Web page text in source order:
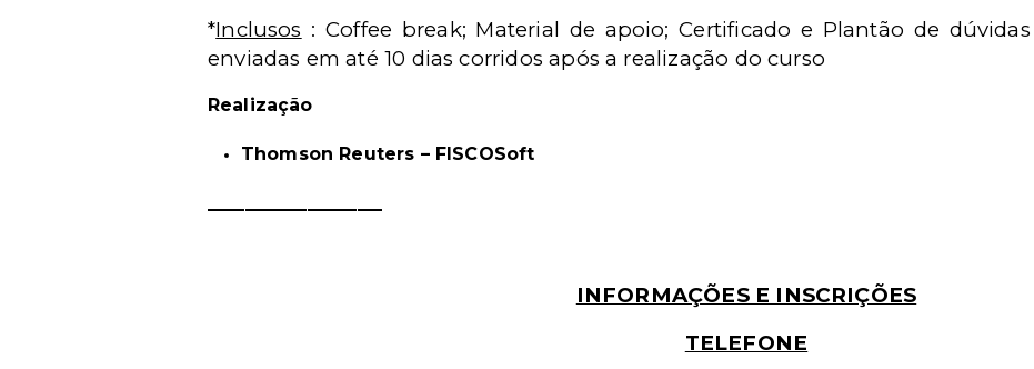
*Inclusos : Coffee break; Material de apoio; Certificado e Plantão de
enviadas em até 10 dias corridos após a realização do curso
Realização
Thomson Reuters – FISCOSoft
INFORMAÇÕES E INSCRIÇÕES
TELEFONE